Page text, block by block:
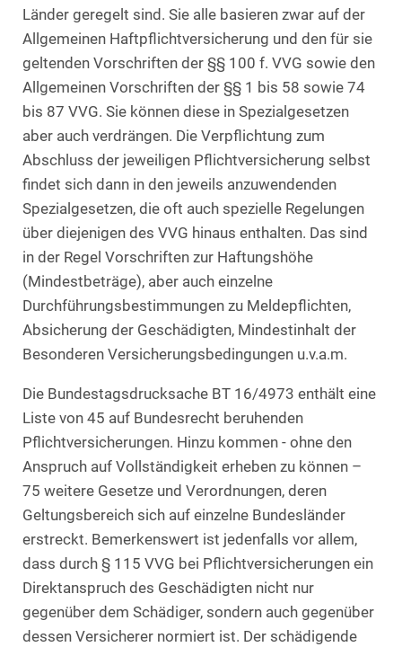
Länder geregelt sind. Sie alle basieren zwar auf der
Allgemeinen Haftpflichtversicherung und den für sie
geltenden Vorschriften der §§ 100 f. VVG sowie den
Allgemeinen Vorschriften der §§ 1 bis 58 sowie 74
bis 87 VVG. Sie können diese in Spezialgesetzen
aber auch verdrängen. Die Verpflichtung zum
Abschluss der jeweiligen Pflichtversicherung selbst
findet sich dann in den jeweils anzuwendenden
Spezialgesetzen, die oft auch spezielle Regelungen
über diejenigen des VVG hinaus enthalten. Das sind
in der Regel Vorschriften zur Haftungshöhe
(Mindestbeträge), aber auch einzelne
Durchführungsbestimmungen zu Meldepflichten,
Absicherung der Geschädigten, Mindestinhalt der
Besonderen Versicherungsbedingungen u.v.a.m.
Die Bundestagsdrucksache BT 16/4973 enthält eine
Liste von 45 auf Bundesrecht beruhenden
Pflichtversicherungen. Hinzu kommen - ohne den
Anspruch auf Vollständigkeit erheben zu können –
75 weitere Gesetze und Verordnungen, deren
Geltungsbereich sich auf einzelne Bundesländer
erstreckt. Bemerkenswert ist jedenfalls vor allem,
dass durch § 115 VVG bei Pflichtversicherungen ein
Direktanspruch des Geschädigten nicht nur
gegenüber dem Schädiger, sondern auch gegenüber
dessen Versicherer normiert ist. Der schädigende